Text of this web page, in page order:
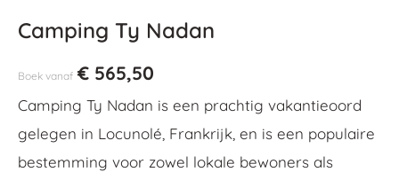
Camping Ty Nadan
Boek vanaf € 565,50
Camping Ty Nadan is een prachtig vakantieoord
gelegen in Locunolé, Frankrijk, en is een populaire
bestemming voor zowel lokale bewoners als